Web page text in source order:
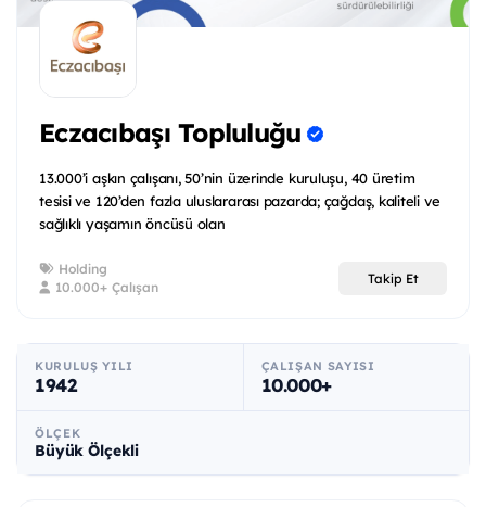
Eczacıbaşı Topluluğu
13.000’i aşkın çalışanı, 50’nin üzerinde kuruluşu, 40 üretim
tesisi ve 120’den fazla uluslararası pazarda; çağdaş, kaliteli ve
sağlıklı yaşamın öncüsü olan
Holding
10.000+ Çalışan
Takip Et
KURULUŞ YILI
1942
ÇALIŞAN SAYISI
10.000+
ÖLÇEK
Büyük Ölçekli